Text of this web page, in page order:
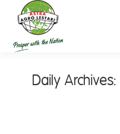
Daily Archives: